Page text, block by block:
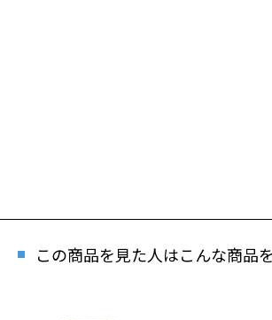
この商品を見た人はこんな商品